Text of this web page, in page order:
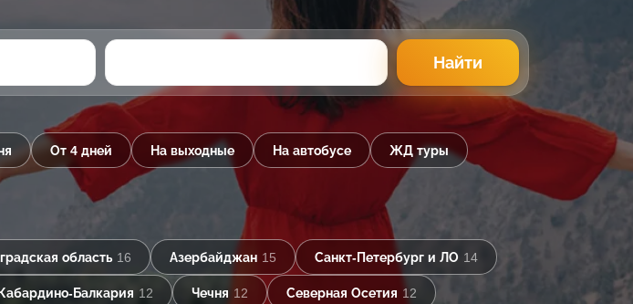
Найти
От 4 дней На выходные На автобусе ЖД туры
область 16 Азербайджан 15 Санкт-Петербург и ЛО 14
Балкария 12 Чечня 12 Северная Осетия 12